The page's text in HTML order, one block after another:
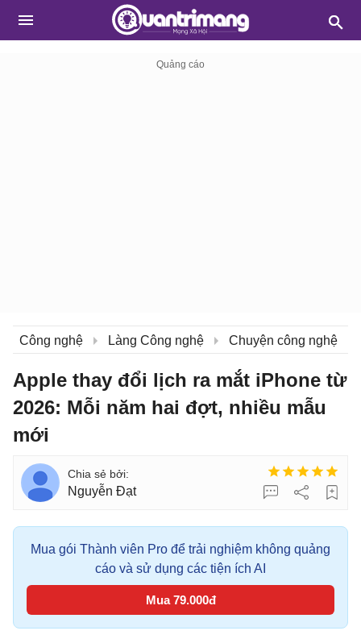
Công nghệ Làng Công nghệ Chuyện công nghệ
Apple thay đổi lịch ra mắt iPhone từ
2026: Mỗi năm hai đợt, nhiều mẫu
mới
Nguyễn Đạt
Mua gói Thành viên Pro để trải nghiệm không quảng
cáo và sử dụng các tiện ích AI
Mua 79.000đ